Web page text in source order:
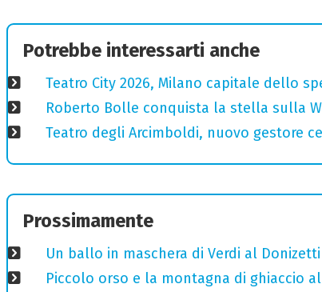
Potrebbe interessarti anche
Teatro City 2026, Milano capitale dello
Roberto Bolle conquista la stella sulla
Teatro degli Arcimboldi, nuovo gestore
Prossimamente
Un ballo in maschera di Verdi al
Piccolo orso e la montagna di ghiaccio